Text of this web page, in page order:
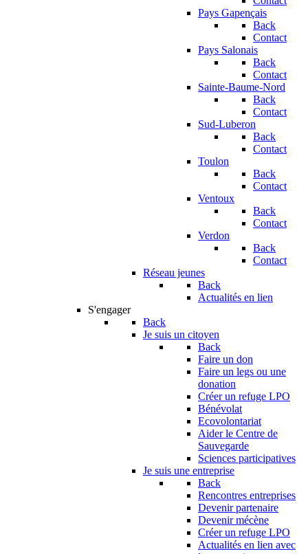
Pays Gapençais
Back
Contact
Pays Salonais
Back
Contact
Sainte-Baume-Nord
Back
Contact
Sud-Luberon
Back
Contact
Toulon
Back
Contact
Ventoux
Back
Contact
Verdon
Back
Contact
Réseau jeunes
Back
Actualités en lien
S'engager
Back
Je suis un citoyen
Back
Faire un don
Faire un legs ou une
donation
Créer un refuge LPO
Bénévolat
Ecovolontariat
Aider le Centre de
Sauvegarde
Sciences participatives
Je suis une entreprise
Back
Rencontres entreprises
Devenir partenaire
Devenir mécène
Créer un refuge LPO
Actualités en lien avec